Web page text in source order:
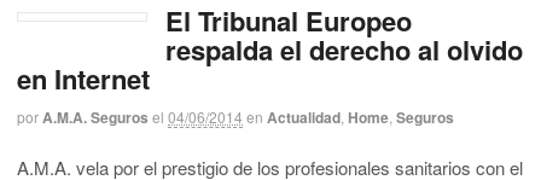
El Tribunal Europeo
respalda el derecho al olvido
en Internet
porA.M.A. Seguros el 04/06/2014 en Actualidad Home Seguros
A.M.A. vela por el prestigio de los profesionales sanitarios con el